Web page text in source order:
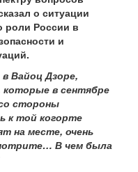
о ситуации
роли России в
и
Вайоц Дзоре,
в сентябре
стороны
к той когорте
на месте, очень
В чем была